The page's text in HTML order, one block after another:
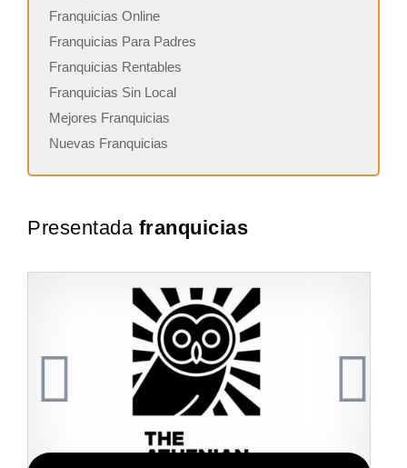
Franquicias Online
Franquicias Para Padres
Franquicias Rentables
Franquicias Sin Local
Mejores Franquicias
Nuevas Franquicias
Presentada franquicias